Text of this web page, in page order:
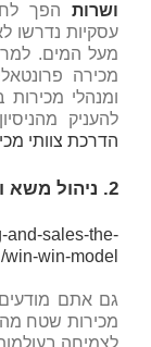
ושרות הפך
עסקיות נדרשו
מעל המים.
מכירה
ומנהלי מכירות
להעניק
הדרכת צוותי
2. ניהול משא
and-sales-the-
win-win-model/
גם אתם מודעים
מכירות שטח
לצמיחה